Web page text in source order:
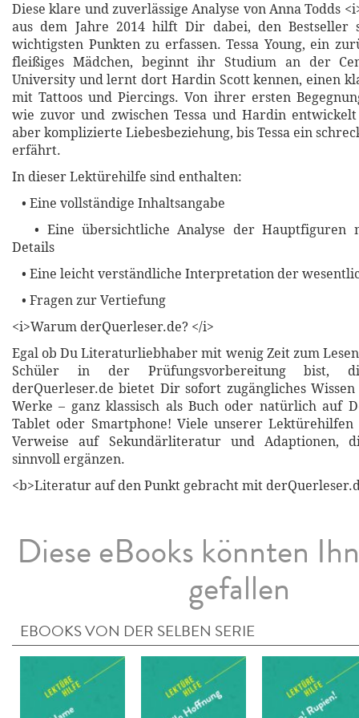
Diese klare und zuverlässige Analyse von Anna Todds
aus dem Jahre 2014 hilft Dir dabei, den Bestseller
wichtigsten Punkten zu erfassen. Tessa Young, ein
fleißiges Mädchen, beginnt ihr Studium an der
University und lernt dort Hardin Scott kennen, einen
mit Tattoos und Piercings. Von ihrer ersten
wie zuvor und zwischen Tessa und Hardin
aber komplizierte Liebesbeziehung, bis Tessa ein
erfährt.
In dieser Lektürehilfe sind enthalten:
• Eine vollständige Inhaltsangabe
• Eine übersichtliche Analyse der Hauptfiguren
Details
• Eine leicht verständliche Interpretation der
• Fragen zur Vertiefung
<i>Warum derQuerleser.de? </i>
Egal ob Du Literaturliebhaber mit wenig Zeit zum
Schüler in der Prüfungsvorbereitung bist,
derQuerleser.de bietet Dir sofort zugängliches
Werke – ganz klassisch als Buch oder natürlich auf
Tablet oder Smartphone! Viele unserer Lektürehilfen
Verweise auf Sekundärliteratur und Adaptionen,
sinnvoll ergänzen.
<b>Literatur auf den Punkt gebracht mit
Diese eBooks könnten
gefallen
EBOOKS VON DER SELBEN SERIE